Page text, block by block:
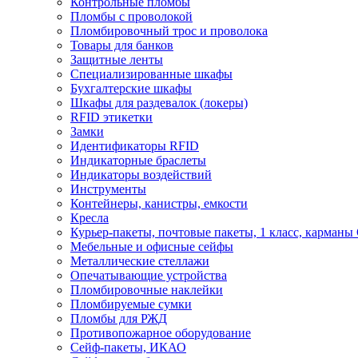
Пломбы с проволокой
Пломбировочный трос и проволока
Товары для банков
Защитные ленты
Cпециализированные шкафы
Бухгалтерские шкафы
Шкафы для раздевалок (локеры)
RFID этикетки
Замки
Идентификаторы RFID
Индикаторные браслеты
Индикаторы воздействий
Инструменты
Контейнеры, канистры, емкости
Кресла
Курьер-пакеты, почтовые пакеты, 1 класс,
Мебельные и офисные сейфы
Металлические стеллажи
Опечатывающие устройства
Пломбировочные наклейки
Пломбируемые сумки
Пломбы для РЖД
Противопожарное оборудование
Сейф-пакеты, ИКАО